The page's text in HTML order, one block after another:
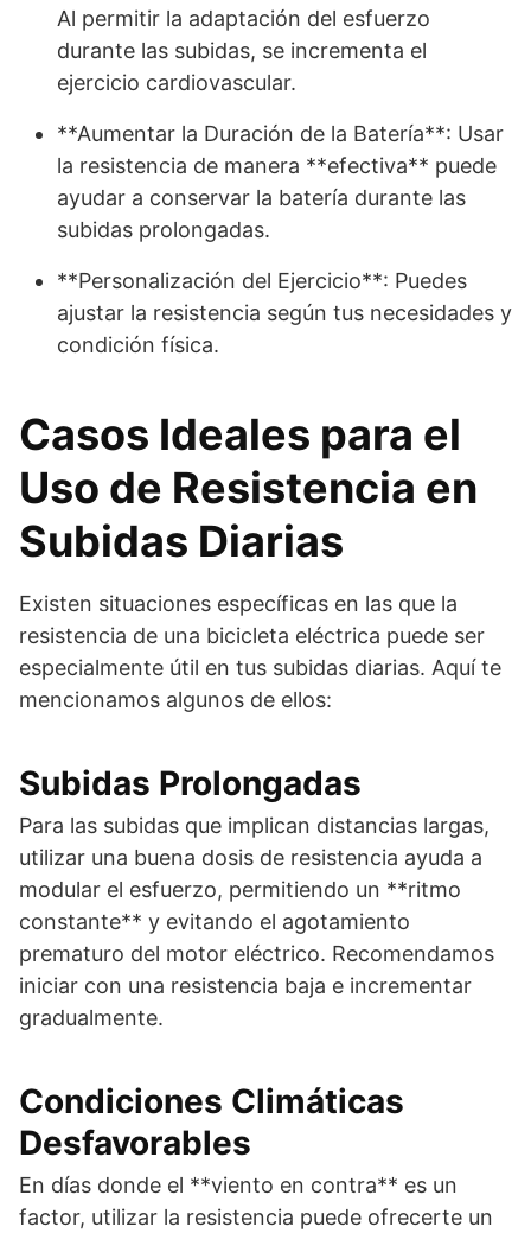
Al permitir la adaptación del esfuerzo
durante las subidas, se incrementa el
ejercicio cardiovascular.
**Aumentar la Duración de la Batería**: Usar
la resistencia de manera **efectiva** puede
ayudar a conservar la batería durante las
subidas prolongadas.
**Personalización del Ejercicio**: Puedes
ajustar la resistencia según tus necesidades y
condición física.
Casos Ideales para el
Uso de Resistencia en
Subidas Diarias
Existen situaciones específicas en las que la
resistencia de una bicicleta eléctrica puede ser
especialmente útil en tus subidas diarias. Aquí te
mencionamos algunos de ellos:
Subidas Prolongadas
Para las subidas que implican distancias largas,
utilizar una buena dosis de resistencia ayuda a
modular el esfuerzo, permitiendo un **ritmo
constante** y evitando el agotamiento
prematuro del motor eléctrico. Recomendamos
iniciar con una resistencia baja e incrementar
gradualmente.
Condiciones Climáticas
Desfavorables
En días donde el **viento en contra** es un
factor, utilizar la resistencia puede ofrecerte un